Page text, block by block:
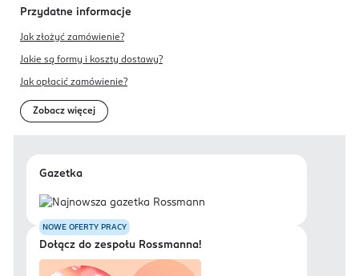
Przydatne informacje
Jak złożyć zamówienie?
Jakie są formy i koszty dostawy?
Jak opłacić zamówienie?
Zobacz więcej
Gazetka
NOWE OFERTY PRACY
Dołącz do zespołu Rossmanna!